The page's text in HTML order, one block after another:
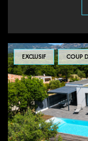
EXCLUSIF COUP